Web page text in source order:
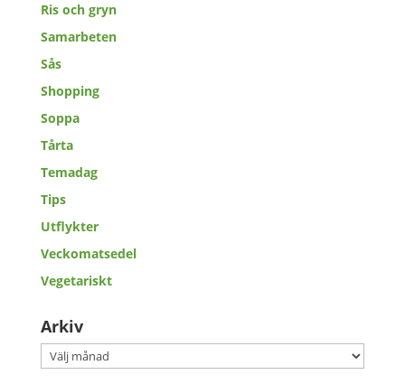
Ris och gryn
Samarbeten
Sås
Shopping
Soppa
Tårta
Temadag
Tips
Utflykter
Veckomatsedel
Vegetariskt
Arkiv
Arkiv